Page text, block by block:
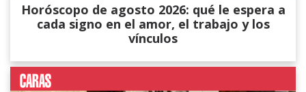
Horóscopo de agosto 2026: qué le espera a
cada signo en el amor, el trabajo y los
vínculos